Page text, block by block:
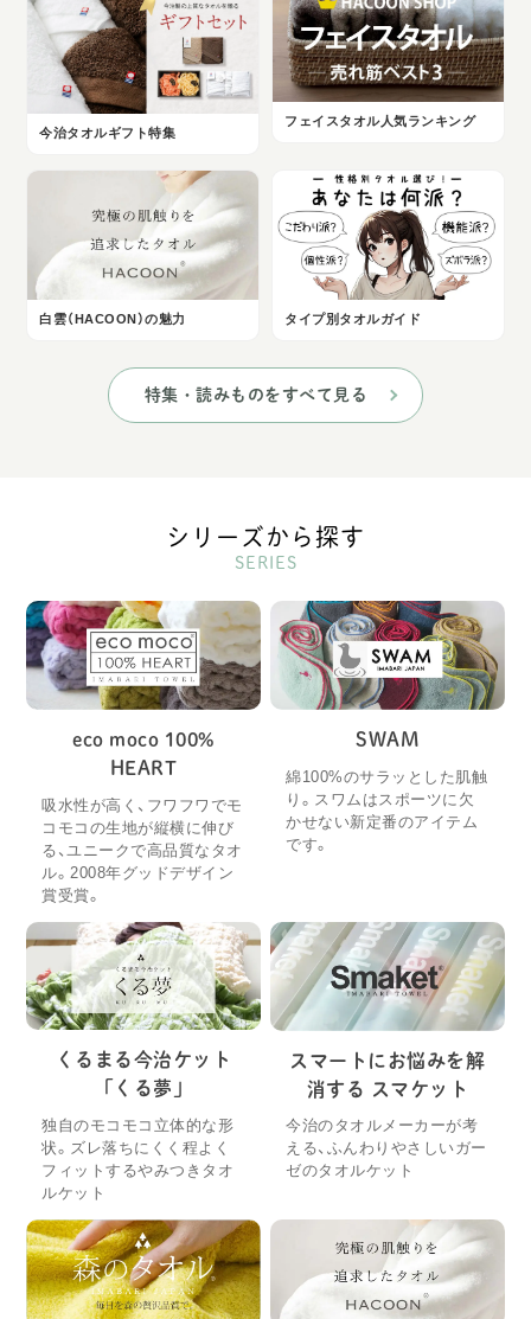
今治タオルギフト特集
フェイスタオル人気ランキング
白雲（HACOON）の魅力 タイプ別タオルガイド
特集・読みものをすべて見る
シリーズから探す
SERIES
eco moco 100%
HEART
吸水性が高く、フワフワでモ
コモコの生地が縦横に伸び
る、ユニークで高品質なタオ
ル。2008年グッドデザイン
賞受賞。
SWAM
綿100%のサラッとした肌触
り。スワムはスポーツに欠
かせない新定番のアイテム
です。
くるまる今治ケット
「くる夢」
独自のモコモコ立体的な形
状。ズレ落ちにくく程よく
フィットするやみつきタオ
ルケット
スマートにお悩みを解
消する スマケット
今治のタオルメーカーが考
える、ふんわりやさしいガー
ゼのタオルケット